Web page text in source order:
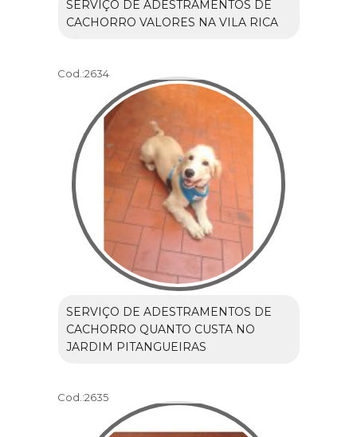
SERVIÇO DE ADESTRAMENTOS DE
CACHORRO VALORES NA VILA RICA
Cod.:2634
SERVIÇO DE ADESTRAMENTOS DE
CACHORRO QUANTO CUSTA NO
JARDIM PITANGUEIRAS
Cod.:2635